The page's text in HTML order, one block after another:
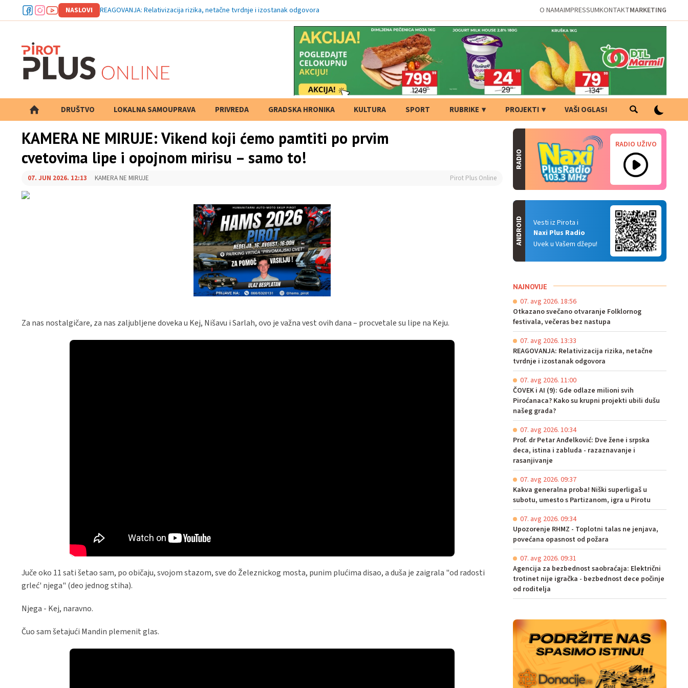
NASLOVI REAGOVANJA: Relativizacija rizika, netačne tvrdnje i izostanak odgovora O NAMAIMPRESSUMKONTAKTMARKETING
DRUŠTVO LOKALNA SAMOUPRAVA PRIVREDA GRADSKA HRONIKA KULTURA SPORT RUBRIKE PROJEKTI VAŠI OGLASI
PRETRAGA
KAMERA NE MIRUJE: Vikend koji ćemo pamtiti po prvim
cvetovima lipe i opojnom mirisu – samo to!
07. JUN 2026. 12:13 KAMERA NE MIRUJE Pirot Plus Online
Za nas nostalgičare, za nas zaljubljene doveka u Kej, Nišavu i Sarlah, ovo je važna vest ovih dana – procvetale su lipe na Keju.
Juče oko 11 sati šetao sam, po običaju, svojom stazom, sve do Železnickog mosta, punim plućima disao, a duša je zaigrala "od radosti
grleć' njega" (deo jednog stiha).
Njega - Kej, naravno.
Čuo sam šetajući Mandin plemenit glas.
RADIO
RADIO UŽIVO
Vesti iz Pirota i
Naxi Plus Radio
Uvek u Vašem džepu!
ANDROID
NAJNOVIJE
07. avg 2026. 18:56
Otkazano svečano otvaranje Folklornog
festivala, večeras bez nastupa
07. avg 2026. 13:33
REAGOVANJA: Relativizacija rizika, netačne
tvrdnje i izostanak odgovora
07. avg 2026. 11:00
ČOVEK i AI (9): Gde odlaze milioni svih
Piroćanaca? Kako su krupni projekti ubili dušu
našeg grada?
07. avg 2026. 10:34
Prof. dr Petar Anđelković: Dve žene i srpska
deca, istina i zabluda - razaznavanje i
rasanjivanje
07. avg 2026. 09:37
Kakva generalna proba! Niški superligaš u
subotu, umesto s Partizanom, igra u Pirotu
07. avg 2026. 09:34
Upozorenje RHMZ - Toplotni talas ne jenjava,
povećana opasnost od požara
07. avg 2026. 09:31
Agencija za bezbednost saobraćaja: Električni
trotinet nije igračka - bezbednost dece počinje
od roditelja